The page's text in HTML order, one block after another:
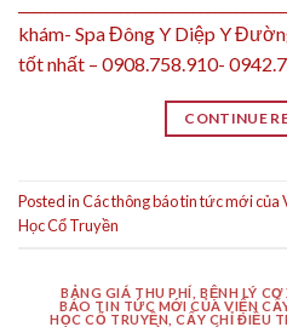
khám- Spa Đông Y Diệp Y
tốt nhất – 0908.758.910-
CONTINUE
Posted inCác thông báo tin tức mới của
Học Cổ Truyền
BẢNG GIÁ THU PHÍ ,BỆNH LÝ
BÁO TIN TỨC MỚI CỦA VIỆN
HỌC CỔ TRUYỀN ,CẤY CHỈ ĐIỀU